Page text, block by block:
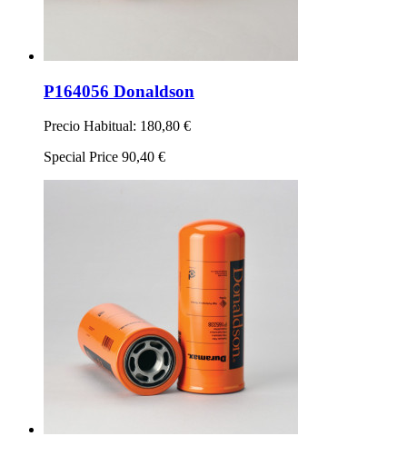
P164056 Donaldson
Precio Habitual: 180,80 €
Special Price 90,40 €